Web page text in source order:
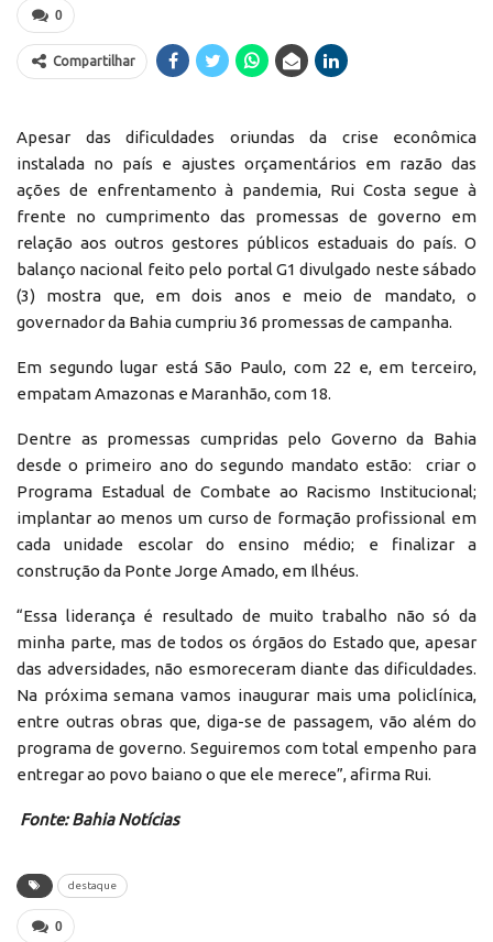
0
Compartilhar
Apesar das dificuldades oriundas da crise econômica
instalada no país e ajustes orçamentários em razão das
ações de enfrentamento à pandemia, Rui Costa segue à
frente no cumprimento das promessas de governo em
relação aos outros gestores públicos estaduais do país. O
balanço nacional feito pelo portal G1 divulgado neste sábado
(3) mostra que, em dois anos e meio de mandato, o
governador da Bahia cumpriu 36 promessas de campanha.
Em segundo lugar está São Paulo, com 22 e, em terceiro,
empatam Amazonas e Maranhão, com 18.
Dentre as promessas cumpridas pelo Governo da Bahia
desde o primeiro ano do segundo mandato estão: criar o
Programa Estadual de Combate ao Racismo Institucional;
implantar ao menos um curso de formação profissional em
cada unidade escolar do ensino médio; e finalizar a
construção da Ponte Jorge Amado, em Ilhéus.
“Essa liderança é resultado de muito trabalho não só da
minha parte, mas de todos os órgãos do Estado que, apesar
das adversidades, não esmoreceram diante das dificuldades.
Na próxima semana vamos inaugurar mais uma policlínica,
entre outras obras que, diga-se de passagem, vão além do
programa de governo. Seguiremos com total empenho para
entregar ao povo baiano o que ele merece”, afirma Rui.
Fonte: Bahia Notícias
destaque
0